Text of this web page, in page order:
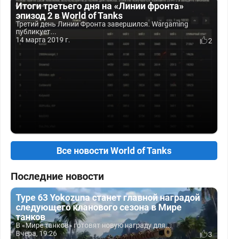
Итоги третьего дня на «Линии фронта»
эпизод 2 в World of Tanks
Третий день Линии Фронта завершился. Wargaming
публикует...
14 марта 2019 г.
2
Все новости World of Tanks
Последние новости
Type 63 Yokozuna станет главной наградой
следующего кланового сезона в Мире
танков
В «Мире танков» готовят новую награду для...
Вчера, 19:26
3